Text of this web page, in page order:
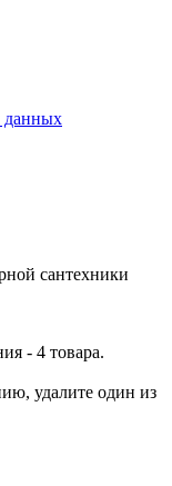
данных
сантехники
- 4 товара.
удалите один из